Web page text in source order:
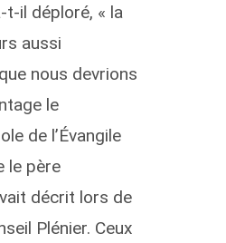
t-il déploré, « la
aussi
nous devrions
le
de l’Évangile
le père
décrit lors de
Plénier. Ceux